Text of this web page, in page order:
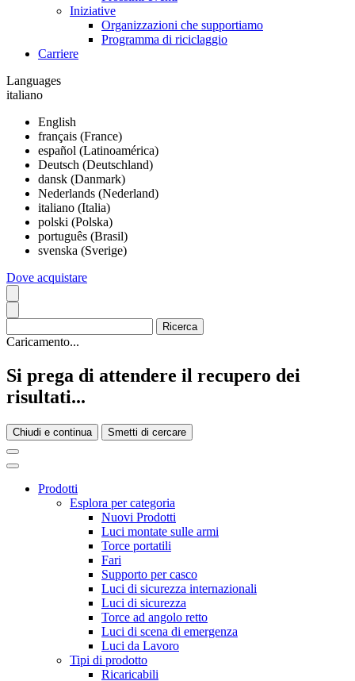
Iniziative
Organizzazioni che supportiamo
Programma di riciclaggio
Carriere
Languages
italiano
English
français (France)
español (Latinoamérica)
Deutsch (Deutschland)
dansk (Danmark)
Nederlands (Nederland)
italiano (Italia)
polski (Polska)
português (Brasil)
svenska (Sverige)
Dove acquistare
Caricamento...
Si prega di attendere il recupero dei
risultati...
Chiudi e continua Smetti di cercare
Prodotti
Esplora per categoria
Nuovi Prodotti
Luci montate sulle armi
Torce portatili
Fari
Supporto per casco
Luci di sicurezza internazionali
Luci di sicurezza
Torce ad angolo retto
Luci di scena di emergenza
Luci da Lavoro
Tipi di prodotto
Ricaricabili